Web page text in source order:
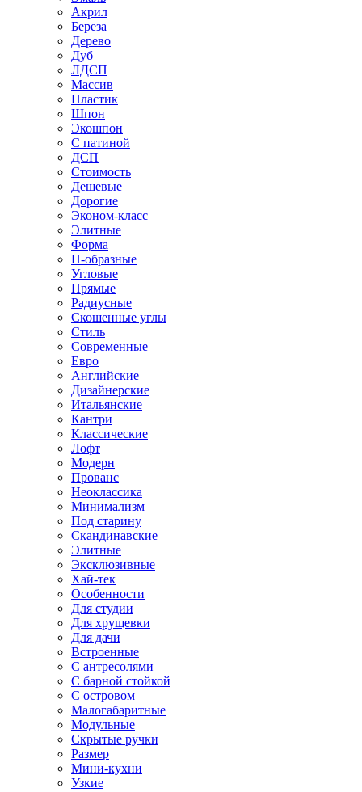
Акрил
Береза
Дерево
Дуб
ЛДСП
Массив
Пластик
Шпон
Экошпон
С патиной
ДСП
Стоимость
Дешевые
Дорогие
Эконом-класс
Элитные
Форма
П-образные
Угловые
Прямые
Радиусные
Скошенные углы
Стиль
Современные
Евро
Английские
Дизайнерские
Итальянские
Кантри
Классические
Лофт
Модерн
Прованс
Неоклассика
Минимализм
Под старину
Скандинавские
Элитные
Эксклюзивные
Хай-тек
Особенности
Для студии
Для хрущевки
Для дачи
Встроенные
С антресолями
С барной стойкой
С островом
Малогабаритные
Модульные
Скрытые ручки
Размер
Мини-кухни
Узкие